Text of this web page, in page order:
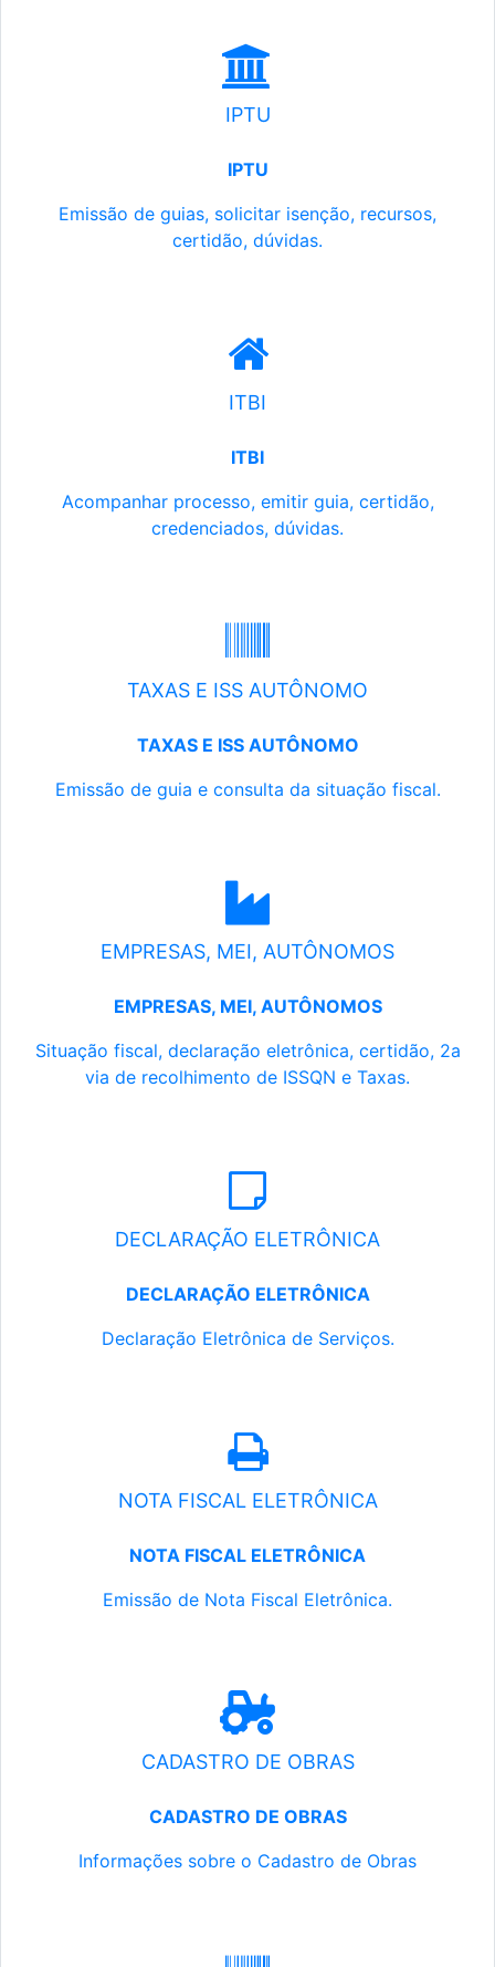
IPTU
IPTU
Emissão de guias, solicitar isenção, recursos,
certidão, dúvidas.
ITBI
ITBI
Acompanhar processo, emitir guia, certidão,
credenciados, dúvidas.
TAXAS E ISS AUTÔNOMO
TAXAS E ISS AUTÔNOMO
Emissão de guia e consulta da situação fiscal.
EMPRESAS, MEI, AUTÔNOMOS
EMPRESAS, MEI, AUTÔNOMOS
Situação fiscal, declaração eletrônica, certidão, 2a
via de recolhimento de ISSQN e Taxas.
DECLARAÇÃO ELETRÔNICA
DECLARAÇÃO ELETRÔNICA
Declaração Eletrônica de Serviços.
NOTA FISCAL ELETRÔNICA
NOTA FISCAL ELETRÔNICA
Emissão de Nota Fiscal Eletrônica.
CADASTRO DE OBRAS
CADASTRO DE OBRAS
Informações sobre o Cadastro de Obras